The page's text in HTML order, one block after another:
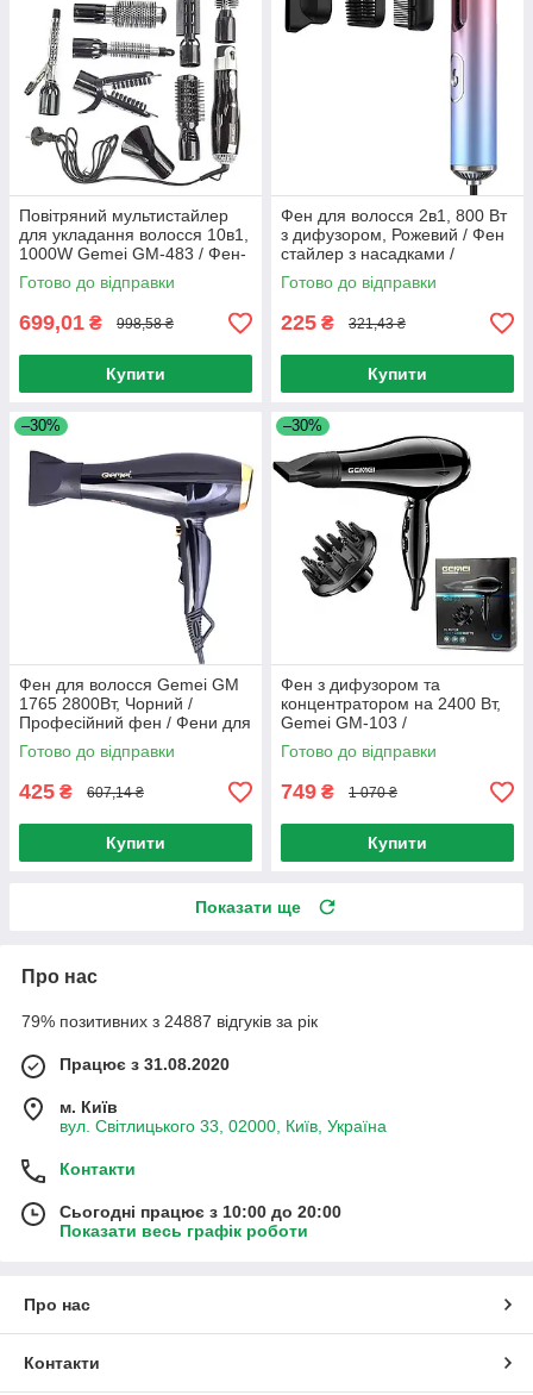
Повітряний мультистайлер
для укладання волосся 10в1,
1000W Gemei GM-483 / Фен-
щітка
Готово до відправки
699,01 ₴ 998,58 ₴
Купити
Фен для волосся 2в1, 800 Вт
з дифузором, Рожевий / Фен
стайлер з насадками /
Дорожній фен-щітка
Готово до відправки
225 ₴ 321,43 ₴
Купити
–30%
Фен для волосся Gemei GM
1765 2800Вт, Чорний /
Професійний фен / Фени для
укладання волосся
Готово до відправки
425 ₴ 607,14 ₴
Купити
–30%
Фен з дифузором та
концентратором на 2400 Вт,
Gemei GM-103 /
Професійний фен для
волосся з іонізацією
Готово до відправки
749 ₴ 1 070 ₴
Купити
Показати ще
Про нас
79% позитивних з 24887 відгуків за рік
Працює з 31.08.2020
м. Київ
вул. Світлицького 33, 02000, Київ, Україна
Контакти
Сьогодні працює з 10:00 до 20:00
Показати весь графік роботи
Про нас
Контакти